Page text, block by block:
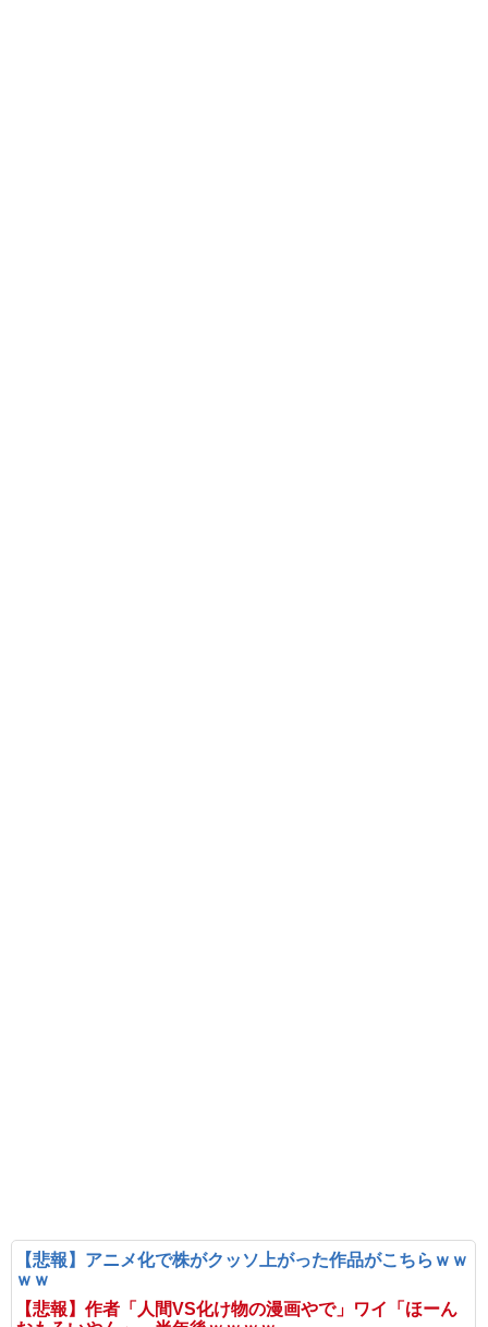
【悲報】アニメ化で株がクッソ上がった作品がこちらｗｗ
ｗｗ
【悲報】作者「人間VS化け物の漫画やで」ワイ「ほーん